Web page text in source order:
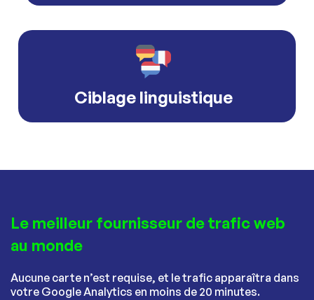
Ciblage linguistique
Le meilleur fournisseur de trafic web
au monde
Aucune carte n’est requise, et le trafic apparaîtra dans
votre Google Analytics en moins de 20 minutes.